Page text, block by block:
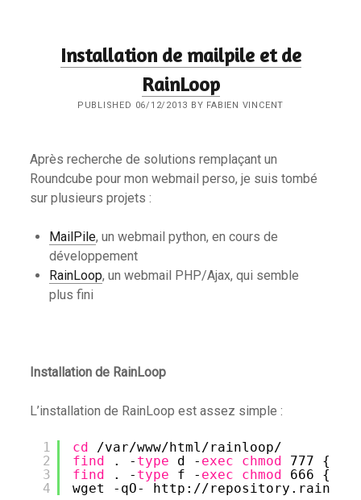
Installation de mailpile et de
RainLoop
PUBLISHED 06/12/2013 BY FABIEN VINCENT
Après recherche de solutions remplaçant un
Roundcube pour mon webmail perso, je suis tombé
sur plusieurs projets :
MailPile, un webmail python, en cours de
développement
RainLoop, un webmail PHP/Ajax, qui semble
plus fini
Installation de RainLoop
L’installation de RainLoop est assez simple :
1
2
3
4
cd
/var/www/html/rainloop/
find
. - type d - exec chmod
777 {} ;
find
. - type f - exec chmod
666 {} ;
wget -qO- http: //repository